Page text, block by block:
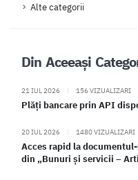
Alte categorii
Din Aceeași
21 IUL 2026 | 156 VIZUALIZARI
Plăți bancare prin API
20 IUL 2026 | 1480 VIZUALIZARI
Acces rapid la
din „Bunuri și servicii –